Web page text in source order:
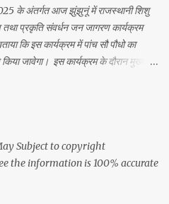
accurate
अंतर्गत आज झुंझुनूं में राजस्थानी शिशु
तथा प्रकृति संवर्धन जन जागरण कार्यक्रम
कि इस कार्यक्रम में पांच सौ पौधो का
जावेगा। इस कार्यक्रम के दौरान मुख्य
to copyright Disclaimer: We
Subject to copyright
the information is 100% accurate